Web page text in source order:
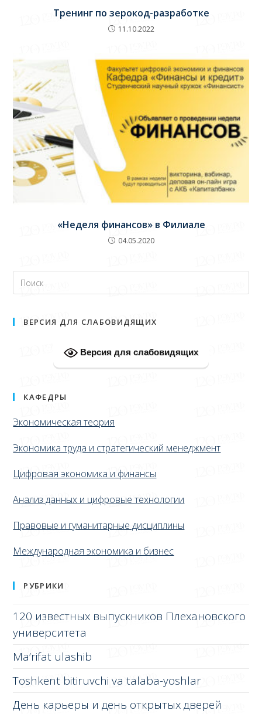
Тренинг по зерокод-разработке
11.10.2022
«Неделя финансов» в Филиале
04.05.2020
ВЕРСИЯ ДЛЯ СЛАБОВИДЯЩИХ
Версия для слабовидящих
КАФЕДРЫ
Экономическая теория
Экономика труда и стратегический менеджмент
Цифровая экономика и финансы
Анализ данных и цифровые технологии
Правовые и гуманитарные дисциплины
Международная экономика и бизнес
РУБРИКИ
120 известных выпускников Плехановского
университета
Ma’rifat ulashib
Toshkent bitiruvchi va talaba-yoshlar
День карьеры и день открытых дверей